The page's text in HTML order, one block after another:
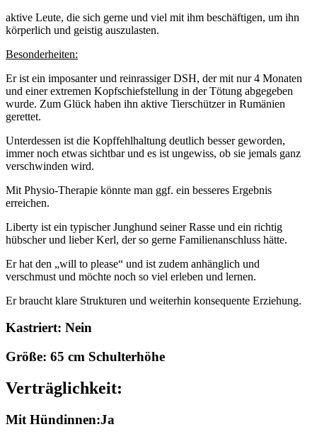
aktive Leute, die sich gerne und viel mit ihm beschäftigen, um ihn
körperlich und geistig auszulasten.
Besonderheiten:
Er ist ein imposanter und reinrassiger DSH, der mit nur 4 Monaten
und einer extremen Kopfschiefstellung in der Tötung abgegeben
wurde. Zum Glück haben ihn aktive Tierschützer in Rumänien
gerettet.
Unterdessen ist die Kopffehlhaltung deutlich besser geworden,
immer noch etwas sichtbar und es ist ungewiss, ob sie jemals ganz
verschwinden wird.
Mit Physio-Therapie könnte man ggf. ein besseres Ergebnis
erreichen.
Liberty ist ein typischer Junghund seiner Rasse und ein richtig
hübscher und lieber Kerl, der so gerne Familienanschluss hätte.
Er hat den „will to please“ und ist zudem anhänglich und
verschmust und möchte noch so viel erleben und lernen.
Er braucht klare Strukturen und weiterhin konsequente Erziehung.
Kastriert: Nein
Größe: 65 cm Schulterhöhe
Verträglichkeit:
Mit Hündinnen:Ja